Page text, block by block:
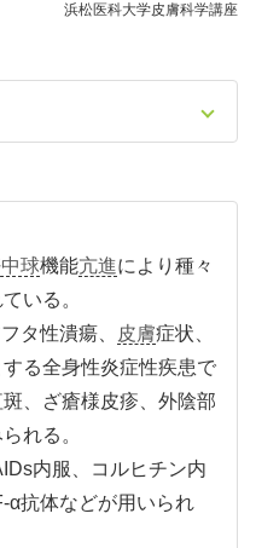
浜松医科大学皮膚科学講座
球機能亢進により種々
いる。
タ性潰瘍、 皮膚症状、
る全身性炎症性疾患で
、ざ瘡様皮疹、外陰部
れる。
内服、コルヒチン内
α抗体などが用いられ